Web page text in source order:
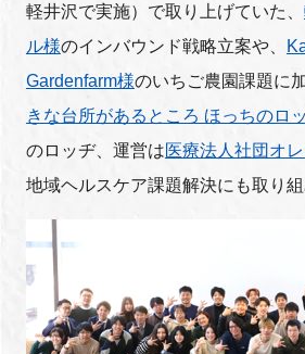
イベントお知らせメール登録
軽井沢で実施）で取り上げていた、
ル様のインバウンド戦略立案や、
Gardenfarm様のいちご農園課題に加
きな台所があるところ ほっちのロ
のロッヂ、運営は 医療法人社団オ
地域ヘルスケア課題解決にも取り組